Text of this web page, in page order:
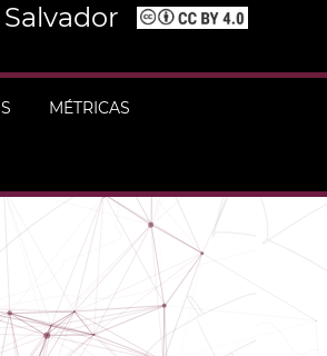
MÉTRICAS